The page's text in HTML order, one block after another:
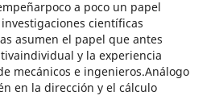
a poco un papel
científicas
asumen el papel que antes
y la experiencia
mecánicos e ingenieros.Análogo
en la dirección y el cálculo